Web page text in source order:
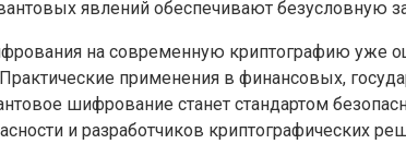
явлений обеспечивают
на современную криптографию уже
применения в финансовых,
шифрование станет стандартом
и разработчиков криптографических